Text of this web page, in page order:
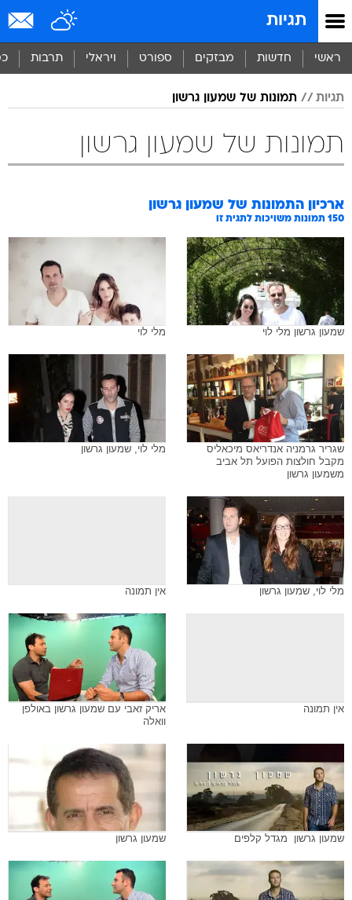
תגיות
ראשי חדשות מבזקים ספורט ויראלי תרבות
תגיות תמונות של שמעון גרשון
תמונות של שמעון גרשון
ארכיון התמונות של שמעון גרשון
150 תמונות משויכות לתגית זו
שמעון גרשון מלי לוי מלי לוי
שגריר גרמניה אנדריאס מיכאליס
מקבל חולצות הפועל תל אביב
משמעון גרשון
מלי לוי, שמעון גרשון
מלי לוי, שמעון גרשון אין תמונה
אין תמונה
אריק זאבי עם שמעון גרשון באולפן
וואלה
שמעון גרשון  מגדל קלפים שמעון גרשון